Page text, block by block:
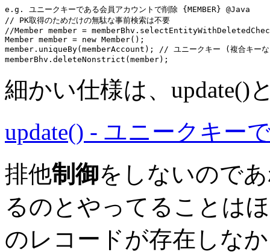
e.g. ユニークキーである会員アカウントで削除 {MEMBER} @Java
// PK取得のためだけの無駄な事前検索は不要
//Member member =
Member member = new Member();
member. uniqueBy(memberAccount); // ユニークキー (複合キーな
memberBhv
細かい仕様は、update()
update() - ユニークキー
排他制御をしないので
るのとやってることは
のレコードが存在しな